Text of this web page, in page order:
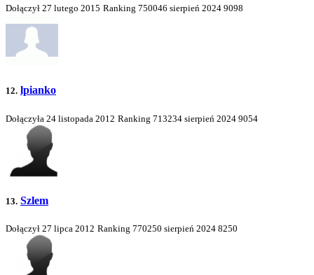
Dołączył 27 lutego 2015 Ranking 750046 sierpień 2024 9098
12. lpianko
Dołączyła 24 listopada 2012 Ranking 713234 sierpień 2024 9054
13. Szlem
Dołączył 27 lipca 2012 Ranking 770250 sierpień 2024 8250